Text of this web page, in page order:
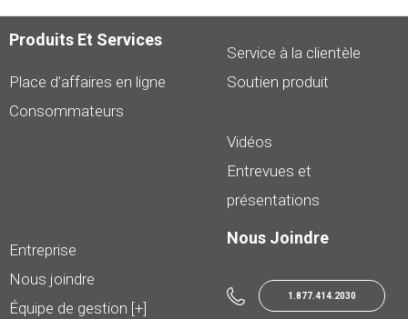
Produits Et Services
Place d’affaires en ligne
Consommateurs
Service à la clientèle
Soutien produit
Vidéos
Entrevues et
présentations
Entreprise
Nous joindre
Équipe de gestion [+]
Nous Joindre
1.877.414.2030